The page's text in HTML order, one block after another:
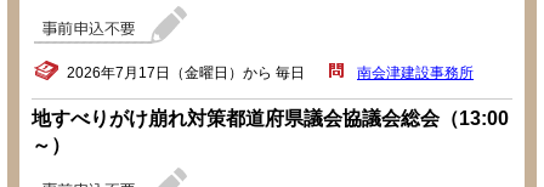
2026年7月17日（金曜日）から 毎日 南会津建設事務所
地すべりがけ崩れ対策都道府県議会協議会総会（13:00
～）